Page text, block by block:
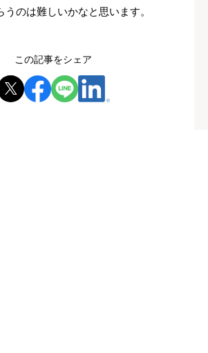
うのは難しいかなと思います。
この記事をシェア